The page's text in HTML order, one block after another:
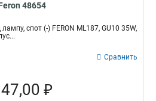
48654
спот (-) FERON ML187, GU10 35W,
Сравнить
₽